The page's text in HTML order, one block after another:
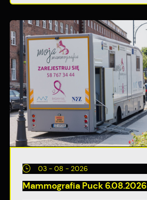
03 - 08 - 2026
Mammografia Puck 6.08.2026